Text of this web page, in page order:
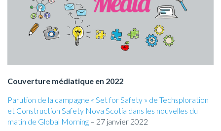
Couverture médiatique en 2022
Parution de la campagne « Set for Safety » de Techsploration
et Construction Safety Nova Scotia dans les nouvelles du
matin de Global Morning – 27 janvier 2022